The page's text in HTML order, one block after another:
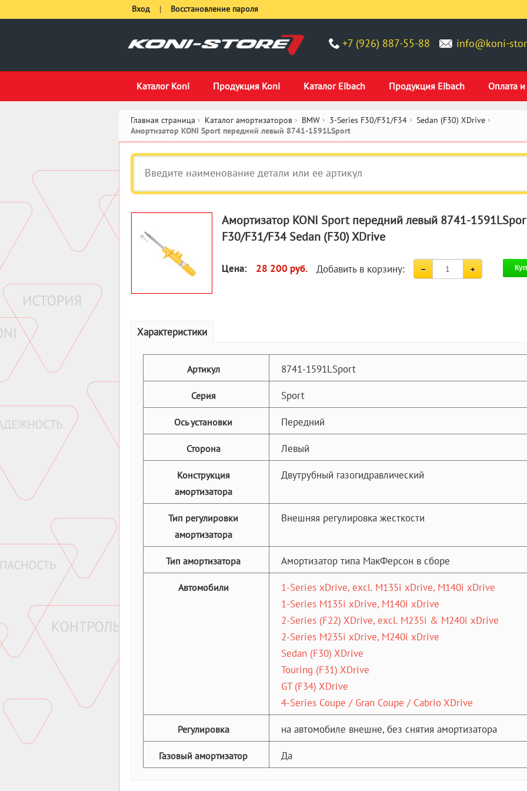
+7 (926) 887-55-88 info@koni-
Каталог Koni Продукция Koni Каталог Eibach Продукция Eibach Оплата и
Вход | Восстановление пароля
Главная страница Каталог амортизаторов BMW 3-Series F30/F31/F34 Sedan (F30) XDrive
Амортизатор KONI Sport передний левый 8741-1591LSport
Амортизатор KONI Sport передний левый 8741-
F30/F31/F34 Sedan (F30) XDrive
Цена: 28 200 руб. Добавить в корзину:
Характеристики
Артикул 8741-1591LSport
Серия Sport
Ось установки Передний
Сторона Левый
Конструкция
амортизатора
Двутрубный газогидравлический
Тип регулировки
амортизатора
Внешняя регулировка жесткости
Тип амортизатора Амортизатор типа МакФерсон в сборе
Автомобили
1-Series xDrive, excl. M135i xDrive, M140i xDrive
1-Series M135i xDrive, M140i xDrive
2-Series (F22) XDrive, excl. M235i & M240i xDrive
2-Series M235i xDrive, M240i xDrive
Sedan (F30) XDrive
Touring (F31) XDrive
GT (F34) XDrive
4-Series Coupe / Gran Coupe / Cabrio XDrive
Регулировка на автомобиле внешне, без снятия амортизатора
Газовый амортизатор Да